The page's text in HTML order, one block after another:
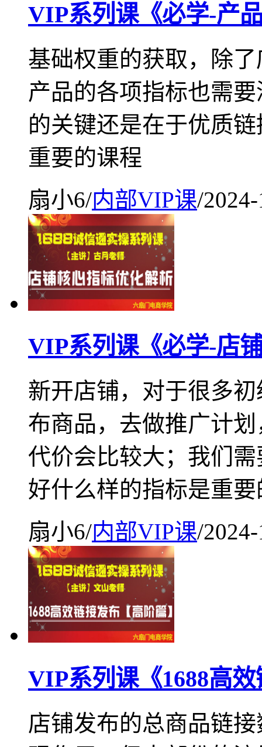
VIP系列课《必学-产
基础权重的获取，除
产品的各项指标也需
的关键还是在于优质
重要的课程
扇小6/内部VIP课/
VIP系列课《必学-店
新开店铺，对于很多
布商品，去做推广计
代价会比较大；我们
好什么样的指标是重要
扇小6/内部VIP课/
VIP系列课《1688高
店铺发布的总商品链